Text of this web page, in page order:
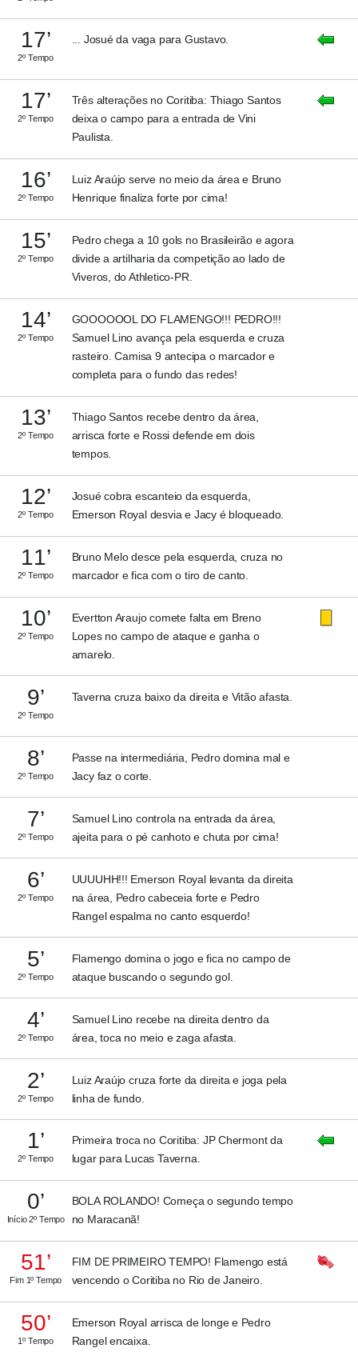
17’
2º Tempo
... Josué da vaga para Gustavo.
17’
2º Tempo
Três alterações no Coritiba: Thiago Santos
deixa o campo para a entrada de Vini
Paulista.
16’
2º Tempo
Luiz Araújo serve no meio da área e Bruno
Henrique finaliza forte por cima!
15’
2º Tempo
Pedro chega a 10 gols no Brasileirão e agora
divide a artilharia da competição ao lado de
Viveros, do Athletico-PR.
14’
2º Tempo
GOOOOOOL DO FLAMENGO!!! PEDRO!!!
Samuel Lino avança pela esquerda e cruza
rasteiro. Camisa 9 antecipa o marcador e
completa para o fundo das redes!
13’
2º Tempo
Thiago Santos recebe dentro da área,
arrisca forte e Rossi defende em dois
tempos.
12’
2º Tempo
Josué cobra escanteio da esquerda,
Emerson Royal desvia e Jacy é bloqueado.
11’
2º Tempo
Bruno Melo desce pela esquerda, cruza no
marcador e fica com o tiro de canto.
10’
2º Tempo
Evertton Araujo comete falta em Breno
Lopes no campo de ataque e ganha o
amarelo.
9’
2º Tempo
Taverna cruza baixo da direita e Vitão afasta.
8’
2º Tempo
Passe na intermediária, Pedro domina mal e
Jacy faz o corte.
7’
2º Tempo
Samuel Lino controla na entrada da área,
ajeita para o pé canhoto e chuta por cima!
6’
2º Tempo
UUUUHH!!! Emerson Royal levanta da direita
na área, Pedro cabeceia forte e Pedro
Rangel espalma no canto esquerdo!
5’
2º Tempo
Flamengo domina o jogo e fica no campo de
ataque buscando o segundo gol.
4’
2º Tempo
Samuel Lino recebe na direita dentro da
área, toca no meio e zaga afasta.
2’
2º Tempo
Luiz Araújo cruza forte da direita e joga pela
linha de fundo.
1’
2º Tempo
Primeira troca no Coritiba: JP Chermont da
lugar para Lucas Taverna.
0’
Início 2º Tempo
BOLA ROLANDO! Começa o segundo tempo
no Maracanã!
51’
Fim 1º Tempo
FIM DE PRIMEIRO TEMPO! Flamengo está
vencendo o Coritiba no Rio de Janeiro.
50’
1º Tempo
Emerson Royal arrisca de longe e Pedro
Rangel encaixa.